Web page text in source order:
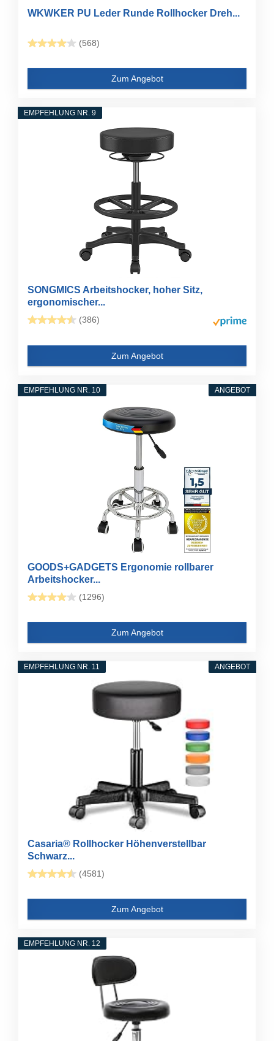
WKWKER PU Leder Runde Rollhocker Dreh...
(568)
Zum Angebot
EMPFEHLUNG NR. 9
SONGMICS Arbeitshocker, hoher Sitz,
ergonomischer...
(386)
Zum Angebot
ANGEBOT
EMPFEHLUNG NR. 10
GOODS+GADGETS Ergonomie rollbarer
Arbeitshocker...
(1296)
Zum Angebot
ANGEBOT
EMPFEHLUNG NR. 11
Casaria® Rollhocker Höhenverstellbar
Schwarz...
(4581)
Zum Angebot
EMPFEHLUNG NR. 12